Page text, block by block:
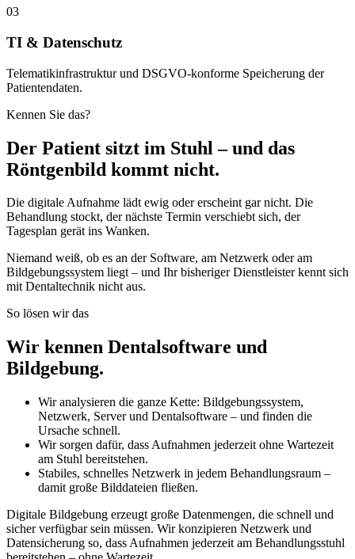
03
TI & Datenschutz
Telematikinfrastruktur und DSGVO-konforme Speicherung der
Patientendaten.
Kennen Sie das?
Der Patient sitzt im Stuhl – und das
Röntgenbild kommt nicht.
Die digitale Aufnahme lädt ewig oder erscheint gar nicht. Die
Behandlung stockt, der nächste Termin verschiebt sich, der
Tagesplan gerät ins Wanken.
Niemand weiß, ob es an der Software, am Netzwerk oder am
Bildgebungssystem liegt – und Ihr bisheriger Dienstleister kennt sich
mit Dentaltechnik nicht aus.
So lösen wir das
Wir kennen Dentalsoftware und
Bildgebung.
Wir analysieren die ganze Kette: Bildgebungssystem,
Netzwerk, Server und Dentalsoftware – und finden die
Ursache schnell.
Wir sorgen dafür, dass Aufnahmen jederzeit ohne Wartezeit
am Stuhl bereitstehen.
Stabiles, schnelles Netzwerk in jedem Behandlungsraum –
damit große Bilddateien fließen.
Digitale Bildgebung erzeugt große Datenmengen, die schnell und
sicher verfügbar sein müssen. Wir konzipieren Netzwerk und
Datensicherung so, dass Aufnahmen jederzeit am Behandlungsstuhl